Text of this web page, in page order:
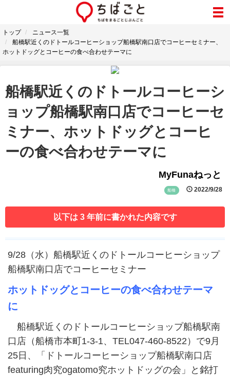
トップ
ニュース一覧
船橋駅近くのドトールコーヒーショップ船橋駅南口店でコーヒーセミナー、
ホットドッグとコーヒーの食べ合わせテーマに
船橋駅近くのドトールコーヒーシ
ョップ船橋駅南口店でコーヒーセ
ミナー、ホットドッグとコーヒ
ーの食べ合わせテーマに
MyFunaねっと
船橋 2022/9/28
以下は 3 年前に書かれた内容です
9/28（水）船橋駅近くのドトールコーヒーショップ
船橋駅南口店でコーヒーセミナー
ホットドッグとコーヒーの食べ合わせテーマ
に
船橋駅近くのドトールコーヒーショップ船橋駅南
口店（船橋市本町1-3-1、TEL047-460-8522）で9月
25日、「ドトールコーヒーショップ船橋駅南口店
featuring肉究ogatomo究ホットドッグの会」と銘打